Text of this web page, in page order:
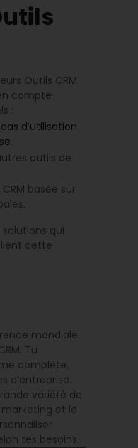
Outils CRM
compte
:
d’utilisation
.
outils de
basée sur
qui
cette
mondiale
Tu
complète,
d’entreprise.
variété de
et le
tes besoins.